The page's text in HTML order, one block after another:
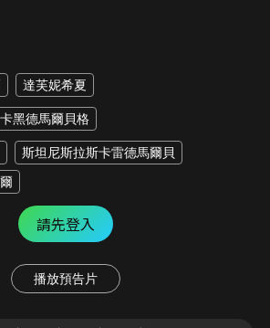
達芙妮希夏
黑德馬爾貝格
斯坦尼斯拉斯卡雷德馬爾貝
請先登入
播放預告片